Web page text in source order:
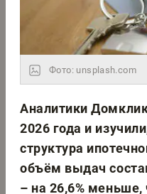
Фото: unsplash.com
Аналитики
2026 года и
структура
объём выдач
– на 26,6% меньше,